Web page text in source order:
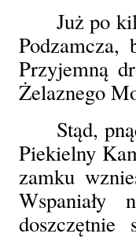
Już po
Przyjemną
Żelaznego
Stąd,
Piekielny
zamku
Wspaniały
doszczętnie